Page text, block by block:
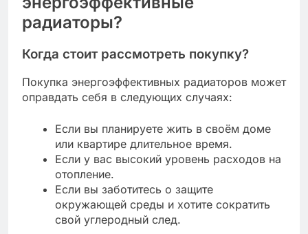
радиаторы?
Когда стоит рассмотреть покупку?
Покупка энергоэффективных радиаторов может
оправдать себя в следующих случаях:
Если вы планируете жить в своём доме
или квартире длительное время.
Если у вас высокий уровень расходов на
отопление.
Если вы заботитесь о защите
окружающей среды и хотите сократить
свой углеродный след.